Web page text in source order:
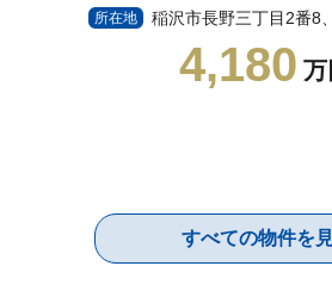
所在地 稲沢市長野三丁目2番8
4,180 万
すべての物件を